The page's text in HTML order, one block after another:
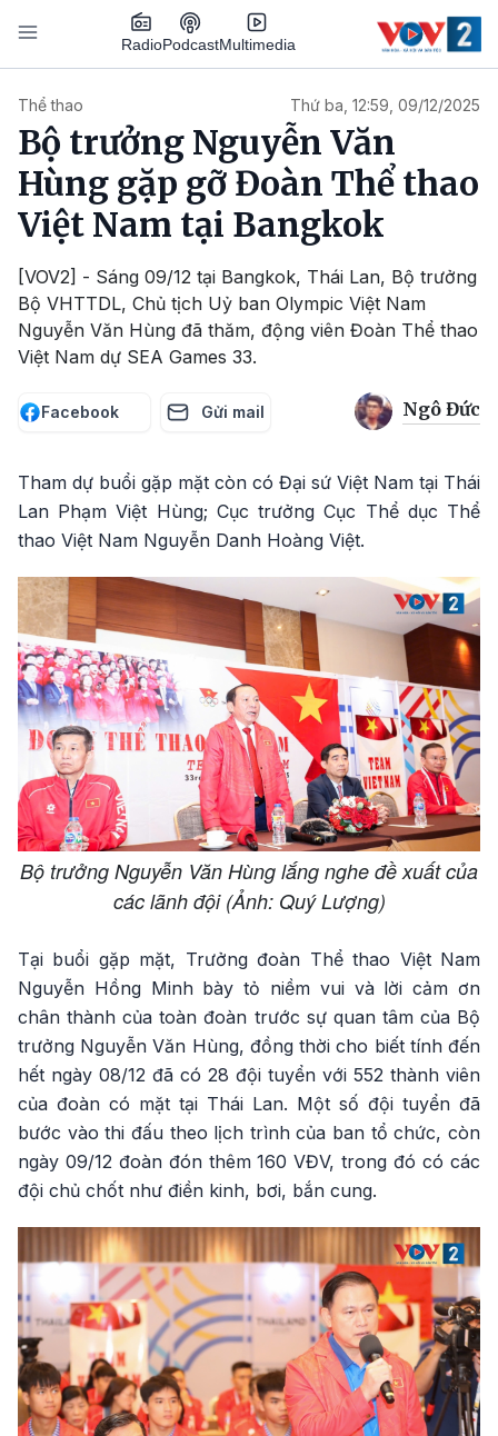
Nhảy đến nội dung
RadioPodcastMultimedia
Thể thao Thứ ba, 12:59, 09/12/2025
Bộ trưởng Nguyễn Văn
Hùng gặp gỡ Đoàn Thể thao
Việt Nam tại Bangkok
[VOV2] - Sáng 09/12 tại Bangkok, Thái Lan, Bộ trưởng
Bộ VHTTDL, Chủ tịch Uỷ ban Olympic Việt Nam
Nguyễn Văn Hùng đã thăm, động viên Đoàn Thể thao
Việt Nam dự SEA Games 33.
Facebook Gửi mail Ngô Đức
Tham dự buổi gặp mặt còn có Đại sứ Việt Nam tại Thái
Lan Phạm Việt Hùng; Cục trưởng Cục Thể dục Thể
thao Việt Nam Nguyễn Danh Hoàng Việt.
Bộ trưởng Nguyễn Văn Hùng lắng nghe đề xuất của
các lãnh đội (Ảnh: Quý Lượng)
Tại buổi gặp mặt, Trưởng đoàn Thể thao Việt Nam
Nguyễn Hồng Minh bày tỏ niềm vui và lời cảm ơn
chân thành của toàn đoàn trước sự quan tâm của Bộ
trưởng Nguyễn Văn Hùng, đồng thời cho biết tính đến
hết ngày 08/12 đã có 28 đội tuyển với 552 thành viên
của đoàn có mặt tại Thái Lan. Một số đội tuyển đã
bước vào thi đấu theo lịch trình của ban tổ chức, còn
ngày 09/12 đoàn đón thêm 160 VĐV, trong đó có các
đội chủ chốt như điền kinh, bơi, bắn cung.